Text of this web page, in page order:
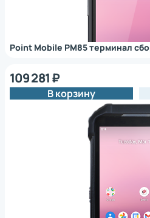
Point Mobile PM85 терминал
109 281 ₽
В корзину